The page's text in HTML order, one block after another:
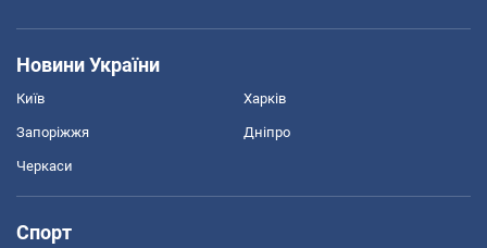
Новини України
Київ Харків
Запоріжжя Дніпро
Черкаси
Спорт